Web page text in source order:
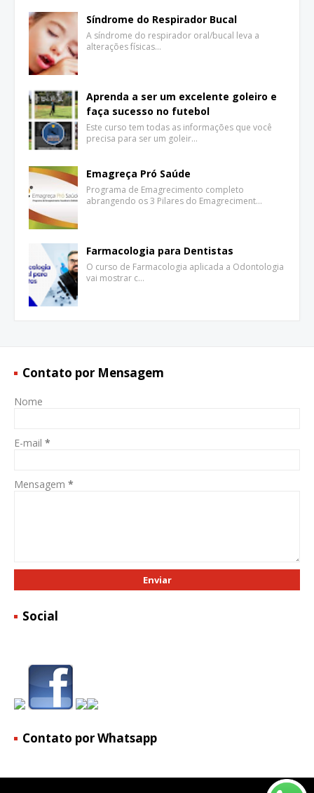
Síndrome do Respirador Bucal
A síndrome do respirador oral/bucal leva a
alterações físicas…
Aprenda a ser um excelente goleiro e
faça sucesso no futebol
Este curso tem todas as informações que você
precisa para ser um goleir…
Emagreça Pró Saúde
Programa de Emagrecimento completo
abrangendo os 3 Pilares do Emagreciment…
Farmacologia para Dentistas
O curso de Farmacologia aplicada a Odontologia
vai mostrar c…
Contato por Mensagem
Nome
E-mail *
Mensagem *
Social
Contato por Whatsapp